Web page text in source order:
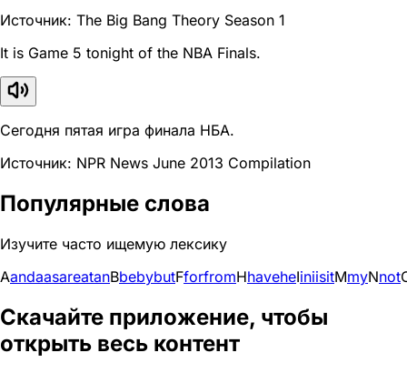
Источник: The Big Bang Theory Season 1
It is Game 5 tonight of the NBA Finals.
Сегодня пятая игра финала НБА.
Источник: NPR News June 2013 Compilation
Популярные слова
Изучите часто ищемую лексику
AandaasareatanBbebybutFforfromHhaveheIiniisitMmyNnot
Скачайте приложение, чтобы
открыть весь контент